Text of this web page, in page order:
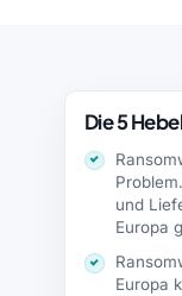
Die 5
und
Europa
Europa